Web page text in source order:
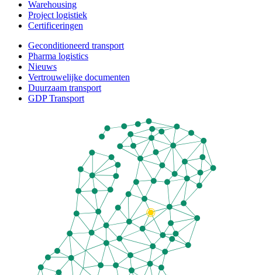
Warehousing
Project logistiek
Certificeringen
Geconditioneerd transport
Pharma logistics
Nieuws
Vertrouwelijke documenten
Duurzaam transport
GDP Transport